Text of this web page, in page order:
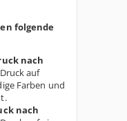
folgende
nach
auf
Farben und
nach